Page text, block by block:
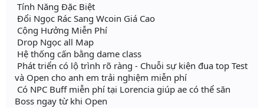
Tính Năng Đặc Biệt
Đổi Ngọc Rác Sang Wcoin Giá Cao
Cộng Hưởng Miễn Phí
Drop Ngọc all Map
Hệ thống cấn bằng dame class
Phát triển có lộ trình rõ ràng - Chuỗi sự kiện đua top Test
và Open cho anh em trải nghiệm miễn phí
Có NPC Buff miễn phí tại Lorencia giúp ae có thể săn
Boss ngay từ khi Open